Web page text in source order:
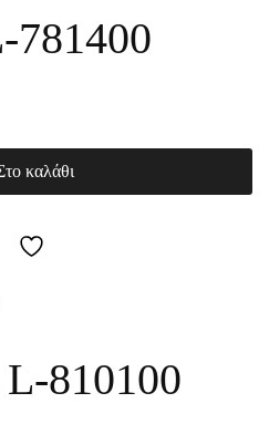
781400
καλάθι
810100